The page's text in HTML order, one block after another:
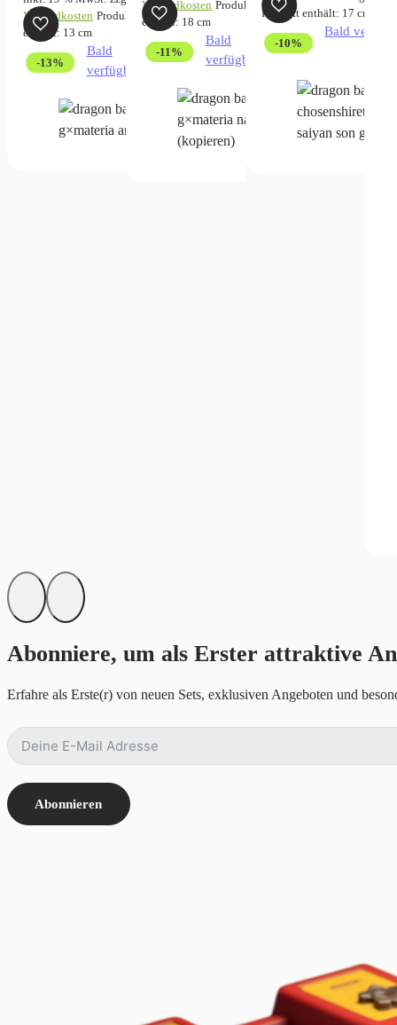
war:
39,99 €
ist:
34,99 €.
Versandkosten Produkt
enthält: 13cm
Bald
verfügbar
-13%
44,99 €39,99 €.
Versandkosten Produkt
enthält: 18cm
Bald
verfügbar
-11%
Produkt enthält: 17 cm
Bald
-10%
Abonniere, um als Erster attraktive
Erfahre als Erste(r) von neuen Sets, exklusiven Angeboten und
Abonnieren